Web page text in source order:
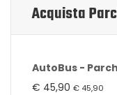
Acquista
AutoBus -
€ 45,90 € 45,90